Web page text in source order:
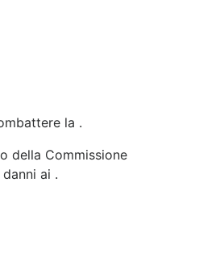
la .
della Commissione
ai .